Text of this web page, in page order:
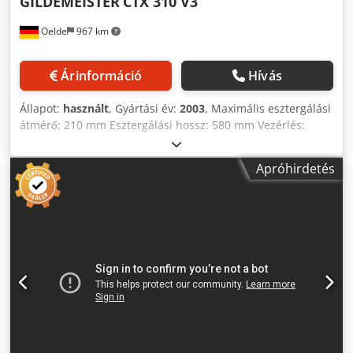
Oelde 967 km
Árinformáció Hívás
Állapot: használt, Gyártási év: 2003, Maximális esztergálási
átmérő: 210 mm Esztergálási hossz: 580 mm Vezérlés:
Siemens 840 D Csúcsmagasság: 190 mm Ágy feletti
esztergálási átmérő: 330 mm Keresztszán feletti
esztergálási átmérő: 260 mm Főorsó
fordulatszámtartománya: max. 4.000 ford/perc Főorsó
meghajtási teljesítménye: 10 / 7,5 kW Max. nyomaték: 115 /
pozíció Szerszámbefogás: VDI 30 Hajtott szerszámállások
száma: 6 pozíció Támfej eltolása: 400 mm Max. húzóerő:
4.000 N Gyorsjárat X: 20 m/perc / Z: 30 m/perc Előtolóerő:
Apróhirdetés